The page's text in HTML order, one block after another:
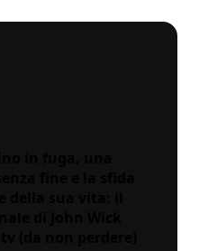
in fuga, una
fine e la sfida